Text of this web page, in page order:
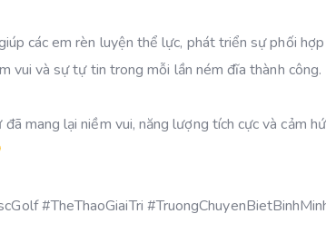
các em rèn luyện thể lực, phát triển sự phối
vui và sự tự tin trong mỗi lần ném đĩa thành công.
mang lại niềm vui, năng lượng tích cực và cảm
#TheThaoGiaiTri